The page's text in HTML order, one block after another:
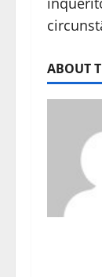
ABOUT